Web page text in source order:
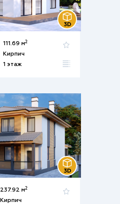
111.69 м2
Кирпич
1 этаж
237.92 м2
Кирпич